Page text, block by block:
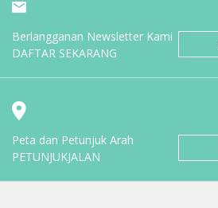
Berlangganan Newsletter Kami
DAFTAR SEKARANG
Peta dan Petunjuk Arah
PETUNJUKJALAN